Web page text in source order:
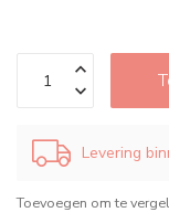
Levering
Toevoegen om te